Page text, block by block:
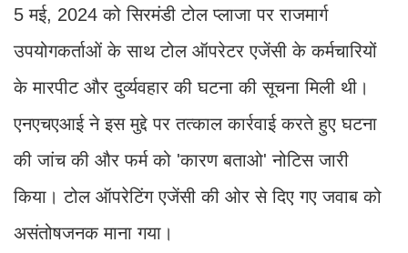
5 मई, 2024 को सिरमंडी टोल प्लाजा पर राजमार्ग
उपयोगकर्ताओं के साथ टोल ऑपरेटर एजेंसी के कर्मचारियों
के मारपीट और दुर्व्यवहार की घटना की सूचना मिली थी।
एनएचएआई ने इस मुद्दे पर तत्काल कार्रवाई करते हुए घटना
की जांच की और फर्म को 'कारण बताओ' नोटिस जारी
किया। टोल ऑपरेटिंग एजेंसी की ओर से दिए गए जवाब को
असंतोषजनक माना गया।